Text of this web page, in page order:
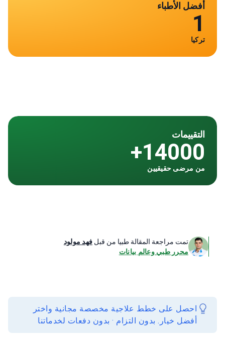
تمت مراجعة المقالة طبيا من قبل فهد مولود
محرر طبي وعالم بيانات
أفضل الأطباء
1
تركيا
التقييمات
14000+
من مرضى حقيقيين
احصل على خطط علاجية مخصصة مجانية واختر
أفضل خيار. بدون التزام · بدون دفعات لخدماتنا